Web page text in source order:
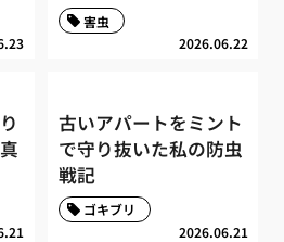
2026.06.22
害虫
古いアパートをミント
で守り抜いた私の防虫
戦記
2026.06.21
ゴキブリ